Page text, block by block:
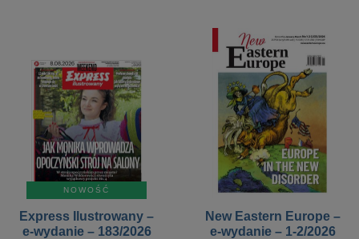
NOWOŚĆ
Express Ilustrowany –
e-wydanie – 183/2026
New Eastern Europe –
e-wydanie – 1-2/2026